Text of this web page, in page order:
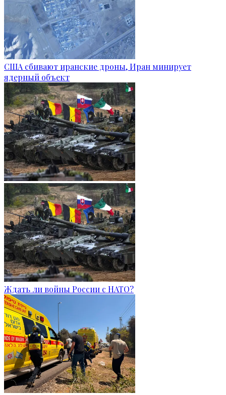
США сбивают иранские дроны, Иран минирует
ядерный объект
Ждать ли войны России с НАТО?